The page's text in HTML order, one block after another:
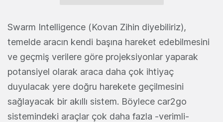
Swarm Intelligence (Kovan Zihin diyebiliriz),
temelde aracın kendi başına hareket edebilmesini
ve geçmiş verilere göre projeksiyonlar yaparak
potansiyel olarak araca daha çok ihtiyaç
duyulacak yere doğru harekete geçilmesini
sağlayacak bir akıllı sistem. Böylece car2go
sistemindeki araçlar çok daha fazla -verimli-